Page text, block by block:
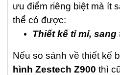
ưu điểm riêng biệt mà ít
thể có được:
Thiết kế tỉ mỉ, sang
Nếu so sánh về thiết kế
hình Zestech Z900 thì